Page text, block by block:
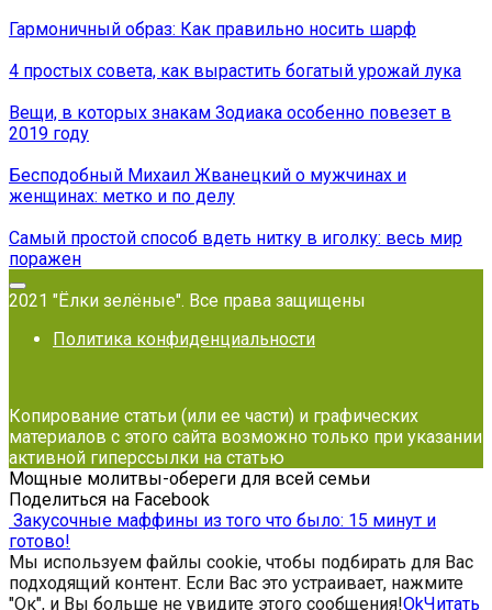
Гармоничный образ: Как правильно носить шарф
4 простых совета, как вырастить богатый урожай лука
Вещи, в которых знакам Зодиака особенно повезет в
2019 году
Бесподобный Михаил Жванецкий о мужчинах и
женщинах: метко и по делу
Самый простой способ вдеть нитку в иголку: весь мир
поражен
2021 "Ёлки зелёные". Все права защищены
Политика конфиденциальности
Копирование статьи (или ее части) и графических
материалов с этого сайта возможно только при указании
активной гиперссылки на статью
Мощные молитвы-обереги для всей семьи
Поделиться на Facebook
Закусочные маффины из того что было: 15 минут и
готово!
Мы используем файлы cookie, чтобы подбирать для Вас
подходящий контент. Если Вас это устраивает, нажмите
"Ок", и Вы больше не увидите этого сообщения!OkЧитать